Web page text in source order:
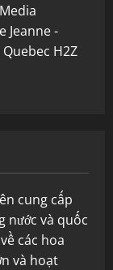
Jeanne -
H2Z
cung cấp
nước và quốc
các hoa
và hoạt